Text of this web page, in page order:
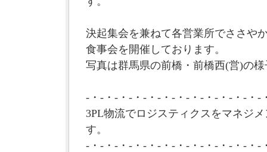
決起集会を兼ねて各営業所でささや
食事会を開催しております。
写真は群馬県の前橋・前橋西(営)の
-・-・-・-・-・-・-・-・-・-・-・-・-
3PL物流でロジスティクスをマネジ
す。
-・-・-・-・-・-・-・-・-・-・-・-・-